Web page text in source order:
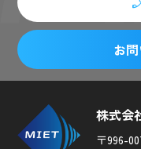
お
株式会
〒996-